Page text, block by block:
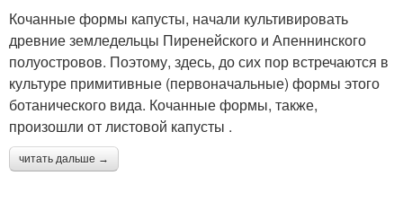
Кочанные формы капусты, начали культивировать
древние земледельцы Пиренейского и Апеннинского
полуостровов. Поэтому, здесь, до сих пор встречаются в
культуре примитивные (первоначальные) формы этого
ботанического вида. Кочанные формы, также,
произошли от листовой капусты .
читать дальше →